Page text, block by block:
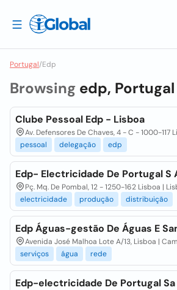
Portugal/Edp
Browsing edp, Portugal
Clube Pessoal Edp - Lisboa
Av. Defensores De Chaves, 4 - C - 1000-117
pessoal
delegação edp
Edp- Electricidade De Portugal S
Pç. Mq. De Pombal, 12 - 1250-162 Lisboa |
electricidade
produção distribuição
Edp Águas-gestão De Águas E
Avenida José Malhoa Lote A/13, Lisboa |
serviços
água rede
Edp-electricidade De Portugal Sa